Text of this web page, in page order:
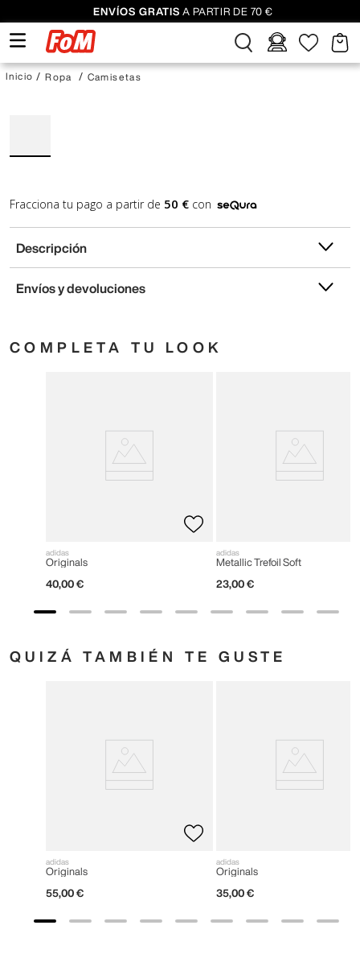
ENVÍOS GRATIS A PARTIR DE 70 €
Ropa Camisetas
Fracciona tu pago a partir de 50 € con
Descripción
Envíos y devoluciones
COMPLETA TU LOOK
adidas
Originals
40,00 €
adidas
Metallic Trefoil Soft
23,00 €
QUIZÁ TAMBIÉN TE GUSTE
adidas
Originals
55,00 €
adidas
Originals
35,00 €